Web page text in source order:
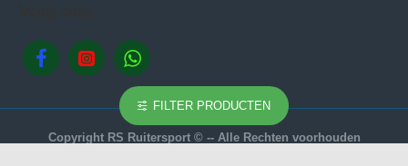
Copyright RS Ruitersport © -- Alle Rechten voorhouden
FILTER PRODUCTEN